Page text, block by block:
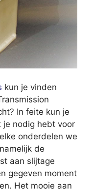
kun je vinden
In feite kun je
je nodig hebt voor
onderdelen we
de
aan slijtage
gegeven moment
Het mooie aan